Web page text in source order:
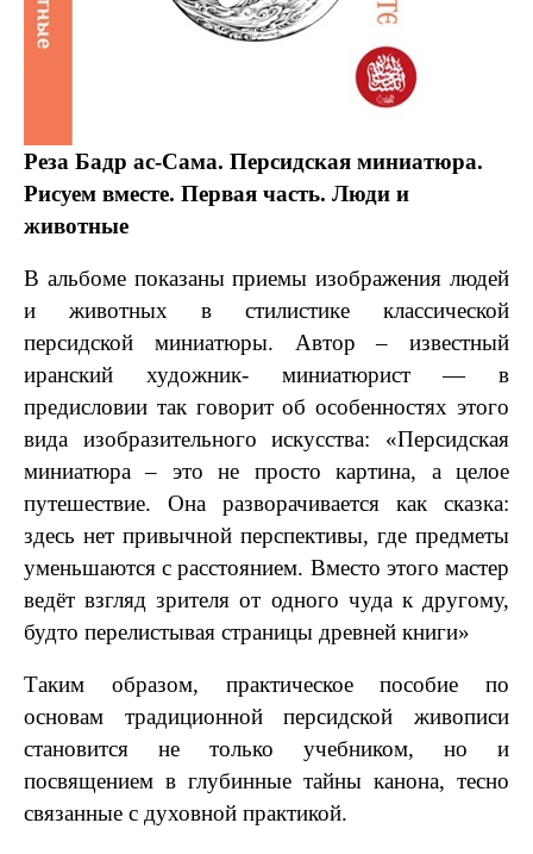
Реза Бадр ас-Сама. Персидская миниатюра.
Рисуем вместе. Первая часть. Люди и
животные
В альбоме показаны приемы изображения людей
и животных в стилистике классической
персидской миниатюры. Автор – известный
иранский художник- миниатюрист — в
предисловии так говорит об особенностях этого
вида изобразительного искусства: «Персидская
миниатюра – это не просто картина, а целое
путешествие. Она разворачивается как сказка:
здесь нет привычной перспективы, где предметы
уменьшаются с расстоянием. Вместо этого мастер
ведёт взгляд зрителя от одного чуда к другому,
будто перелистывая страницы древней книги»
Таким образом, практическое пособие по
основам традиционной персидской живописи
становится не только учебником, но и
посвящением в глубинные тайны канона, тесно
связанные с духовной практикой.